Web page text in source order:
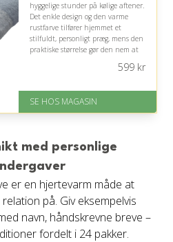
hyggelige stunder på kølige aftener.
Det enkle design og den varme
rustfarve tilfører hjemmet et
stilfuldt, personligt præg, mens den
praktiske størrelse gør den nem at
God Trustpilot rating på 4.1 ud
599kr
SE HOS MAGASIN
med personlige
er en hjertevarm måde at
på. Giv eksempelvis
navn, håndskrevne breve –
fordelt i 24 pakker.